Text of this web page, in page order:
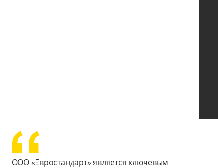
ООО «Евростандарт» является ключевым